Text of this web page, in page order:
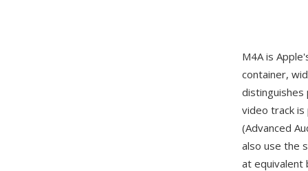
M4A is
container,
distinguishes
video track is
(Advanced
also use the
at equivalent